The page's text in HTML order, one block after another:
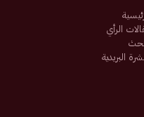
الرأي
البريدية